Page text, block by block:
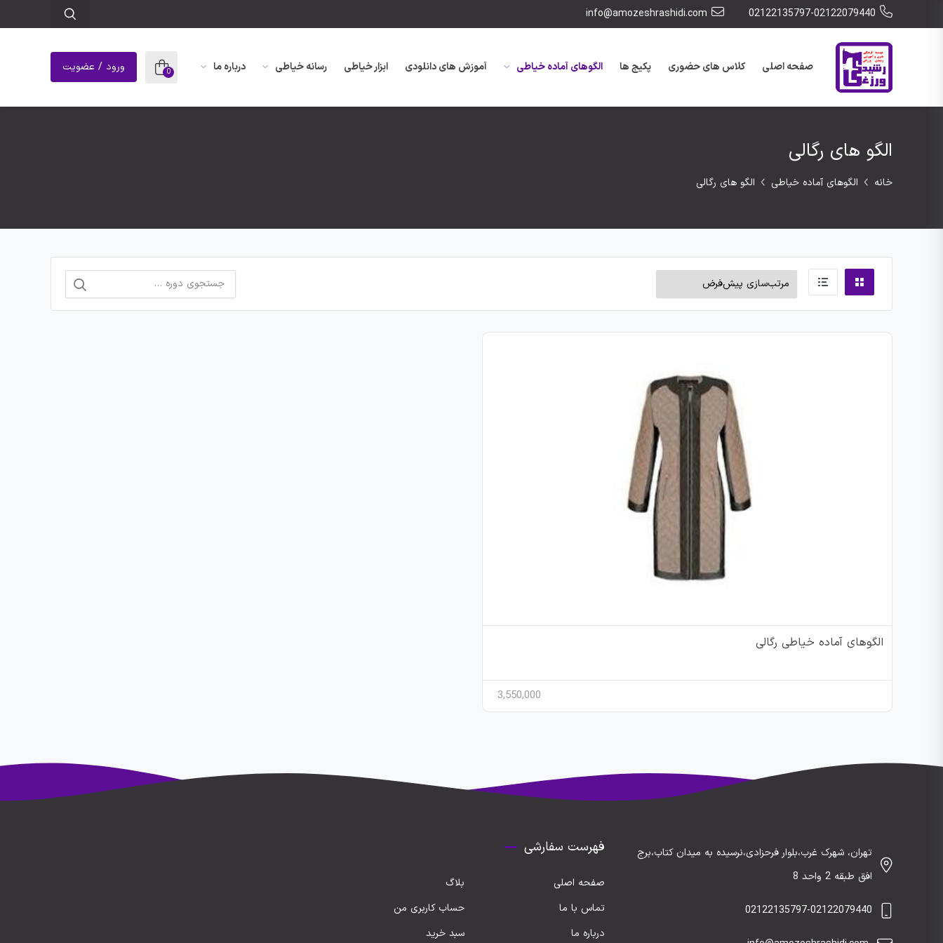
02122135797-02122079440
info@amozeshrashidi.com
صفحه اصلی کلاس های حضوری پکیج ها الگوهای آماده خیاطی آموزش های دانلودی ابزار خیاطی رسانه خیاطی درباره ما 0 ورود / عضویت
الگو های رگالی
خانه الگوهای آماده خیاطی الگو های رگالی
جستجو
الگوهای آماده خیاطی رگالی
3,550,000
تهران، شهرک غرب،بلوار فرحزادی،نرسیده به میدان کتاب،برج
افق طبقه 2 واحد 8
02122135797-02122079440
فهرست سفارشی
صفحه اصلی
بلاگ
تماس با ما
حساب کاربری من
درباره ما
سبد خرید